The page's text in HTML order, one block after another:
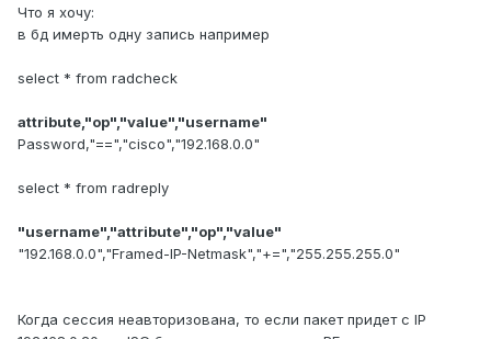
Что я хочу:
в бд имерть одну запись например
select * from radcheck
attribute,"op","value","username"
Password,"==","cisco","192.168.0.0"
select * from radreply
"username","attribute","op","value"
"192.168.0.0","Framed-IP-Netmask","+=","255.255.255.0"
Когда сессия неавторизована, то если пакет придет с IP